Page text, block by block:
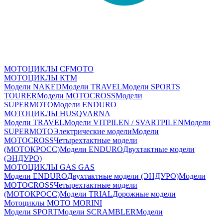
МОТОЦИКЛЫ CFMOTO
МОТОЦИКЛЫ КТМ
Модели NAKEDМодели TRAVELМодели SPORTS
TOURERМодели MOTOCROSSМодели
SUPERMOTOМодели ENDURO
МОТОЦИКЛЫ HUSQVARNA
Модели TRAVELМодели VITPILEN / SVARTPILENМодели
SUPERMOTOЭлектрические моделиМодели
MOTOCROSSЧетырехтактные модели
(МОТОКРОСС)Модели ENDUROДвухтактные модели
(ЭНДУРО)
МОТОЦИКЛЫ GAS GAS
Модели ENDUROДвухтактные модели (ЭНДУРО)Модели
MOTOCROSSЧетырехтактные модели
(МОТОКРОСС)Модели TRIALДорожные модели
Мотоциклы MOTO MORINI
Модели SPORTМодели SCRAMBLERМодели